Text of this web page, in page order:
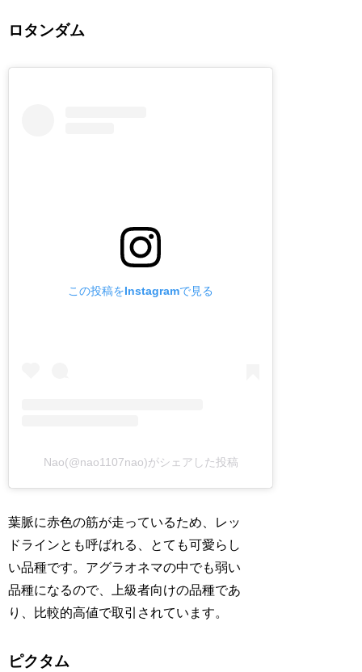
ロタンダム
この投稿をInstagramで見る
Nao(@nao1107nao)がシェアした投稿
葉脈に赤色の筋が走っているため、レッ
ドラインとも呼ばれる、とても可愛らし
い品種です。アグラオネマの中でも弱い
品種になるので、上級者向けの品種であ
り、比較的高値で取引されています。
ピクタム